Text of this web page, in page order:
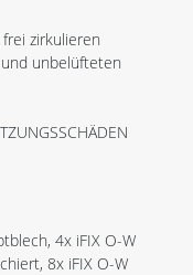
zirkulieren
unbelüfteten
4x iFIX O-W
8x iFIX O-W